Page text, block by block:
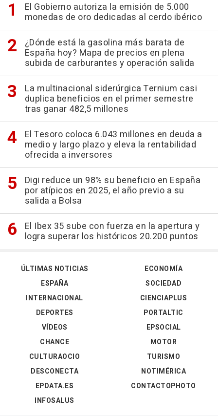
El Gobierno autoriza la emisión de 5.000
monedas de oro dedicadas al cerdo ibérico
¿Dónde está la gasolina más barata de
España hoy? Mapa de precios en plena
subida de carburantes y operación salida
La multinacional siderúrgica Ternium casi
duplica beneficios en el primer semestre
tras ganar 482,5 millones
El Tesoro coloca 6.043 millones en deuda a
medio y largo plazo y eleva la rentabilidad
ofrecida a inversores
Digi reduce un 98% su beneficio en España
por atípicos en 2025, el año previo a su
salida a Bolsa
El Ibex 35 sube con fuerza en la apertura y
logra superar los históricos 20.200 puntos
ÚLTIMAS NOTICIAS
ESPAÑA
INTERNACIONAL
DEPORTES
VÍDEOS
ECONOMÍA
SOCIEDAD
CIENCIAPLUS
PORTALTIC
EPSOCIAL
CHANCE
CULTURAOCIO
DESCONECTA
EPDATA.ES
INFOSALUS
MOTOR
TURISMO
NOTIMÉRICA
CONTACTOPHOTO